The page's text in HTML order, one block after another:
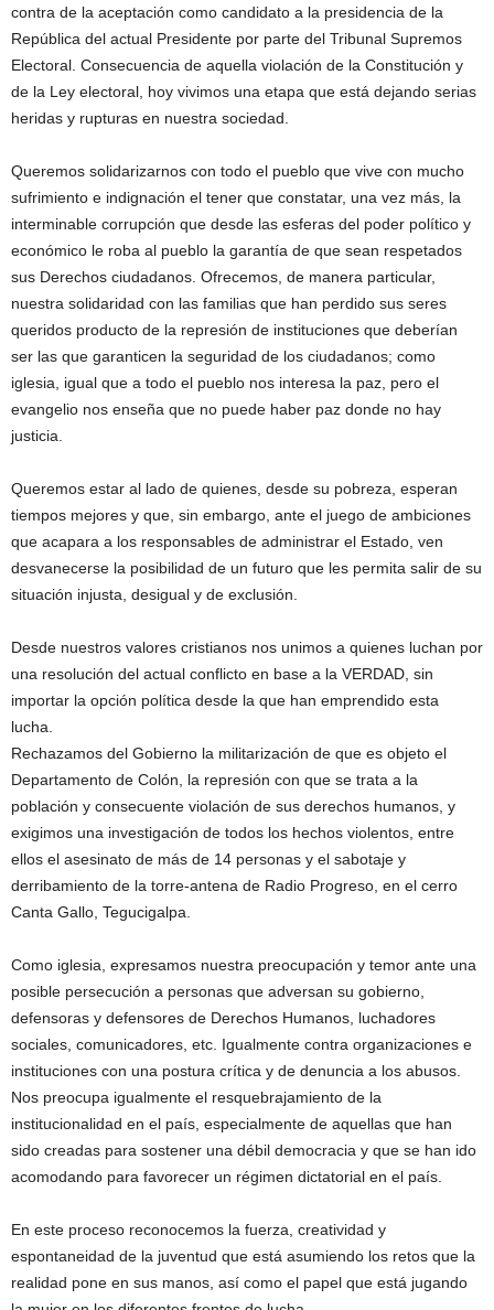
contra de la aceptación como candidato a la presidencia de la
República del actual Presidente por parte del Tribunal Supremos
Electoral. Consecuencia de aquella violación de la Constitución y
de la Ley electoral, hoy vivimos una etapa que está dejando serias
heridas y rupturas en nuestra sociedad.
Queremos solidarizarnos con todo el pueblo que vive con mucho
sufrimiento e indignación el tener que constatar, una vez más, la
interminable corrupción que desde las esferas del poder político y
económico le roba al pueblo la garantía de que sean respetados
sus Derechos ciudadanos. Ofrecemos, de manera particular,
nuestra solidaridad con las familias que han perdido sus seres
queridos producto de la represión de instituciones que deberían
ser las que garanticen la seguridad de los ciudadanos; como
iglesia, igual que a todo el pueblo nos interesa la paz, pero el
evangelio nos enseña que no puede haber paz donde no hay
justicia.
Queremos estar al lado de quienes, desde su pobreza, esperan
tiempos mejores y que, sin embargo, ante el juego de ambiciones
que acapara a los responsables de administrar el Estado, ven
desvanecerse la posibilidad de un futuro que les permita salir de su
situación injusta, desigual y de exclusión.
Desde nuestros valores cristianos nos unimos a quienes luchan por
una resolución del actual conflicto en base a la VERDAD, sin
importar la opción política desde la que han emprendido esta
lucha.
Rechazamos del Gobierno la militarización de que es objeto el
Departamento de Colón, la represión con que se trata a la
población y consecuente violación de sus derechos humanos, y
exigimos una investigación de todos los hechos violentos, entre
ellos el asesinato de más de 14 personas y el sabotaje y
derribamiento de la torre-antena de Radio Progreso, en el cerro
Canta Gallo, Tegucigalpa.
Como iglesia, expresamos nuestra preocupación y temor ante una
posible persecución a personas que adversan su gobierno,
defensoras y defensores de Derechos Humanos, luchadores
sociales, comunicadores, etc. Igualmente contra organizaciones e
instituciones con una postura crítica y de denuncia a los abusos.
Nos preocupa igualmente el resquebrajamiento de la
institucionalidad en el país, especialmente de aquellas que han
sido creadas para sostener una débil democracia y que se han ido
acomodando para favorecer un régimen dictatorial en el país.
En este proceso reconocemos la fuerza, creatividad y
espontaneidad de la juventud que está asumiendo los retos que la
realidad pone en sus manos, así como el papel que está jugando